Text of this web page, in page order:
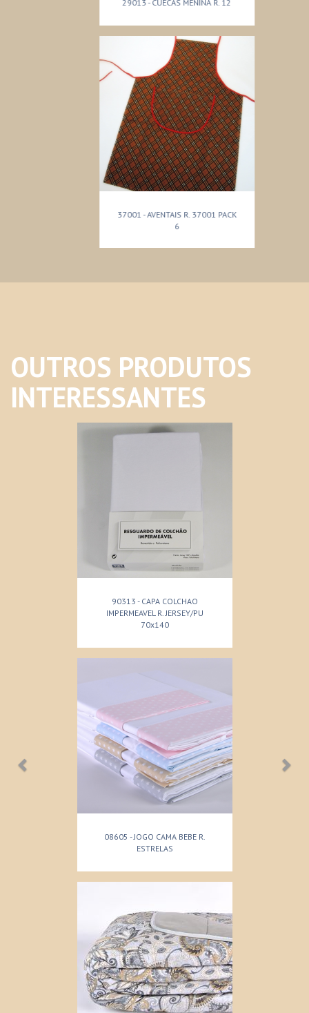
29013 - CUECAS MENINA R. 12
37001 - AVENTAIS R. 37001 PACK
OUTROS PRODUTOS
INTERESSANTES
90313 - CAPA COLCHAO
IMPERMEAVEL R. JERSEY/PU
08605 - JOGO CAMA BEBE R.